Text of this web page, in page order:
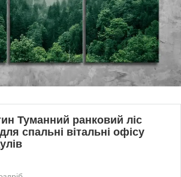
Туманний ранковий ліс
спальні вітальні офісу